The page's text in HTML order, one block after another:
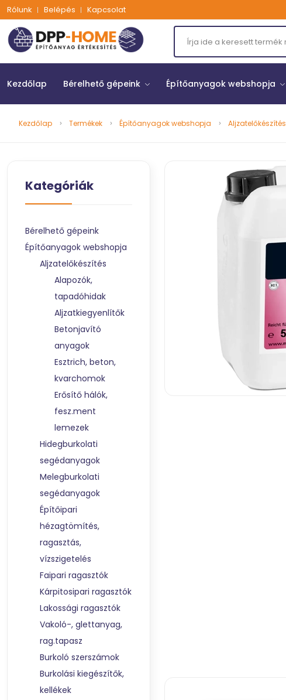
Rólunk Belépés Kapcsolat
Kezdőlap Bérelhető gépeink Építőanyagok webshopja
Kezdőlap Termékek Építőanyagok webshopja Aljzatelőkészítés
Kategóriák
Bérelhető gépeink
Építőanyagok webshopja
Aljzatelőkészítés
Alapozók,
tapadóhidak
Aljzatkiegyenlítők
Betonjavító
anyagok
Esztrich, beton,
kvarchomok
Erősítő hálók,
fesz.ment
lemezek
Hidegburkolati
segédanyagok
Melegburkolati
segédanyagok
Építőipari
hézagtömítés,
ragasztás,
vízszigetelés
Faipari ragasztók
Kárpitosipari ragasztók
Lakossági ragasztók
Vakoló-, glettanyag,
rag.tapasz
Burkoló szerszámok
Burkolási kiegészítők,
kellékek